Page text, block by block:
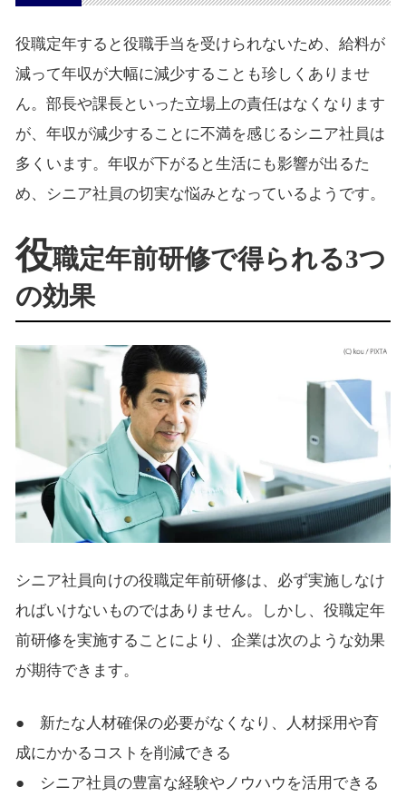
役職定年すると役職手当を受けられないため、給料が
減って年収が大幅に減少することも珍しくありませ
ん。部長や課長といった立場上の責任はなくなります
が、年収が減少することに不満を感じるシニア社員は
多くいます。年収が下がると生活にも影響が出るた
め、シニア社員の切実な悩みとなっているようです。
役職定年前研修で得られる3つ
の効果
シニア社員向けの役職定年前研修は、必ず実施しなけ
ればいけないものではありません。しかし、役職定年
前研修を実施することにより、企業は次のような効果
が期待できます。
● 新たな人材確保の必要がなくなり、人材採用や育
成にかかるコストを削減できる
● シニア社員の豊富な経験やノウハウを活用できる